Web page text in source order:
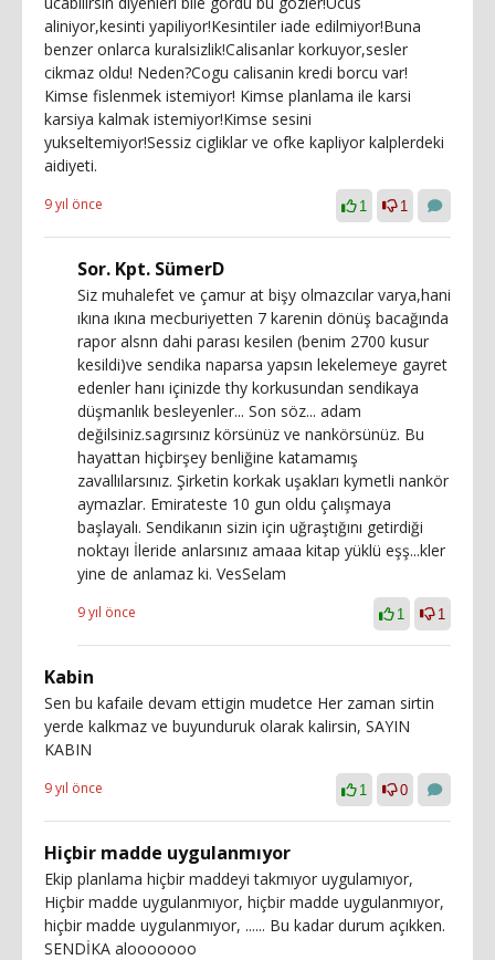
aliniyor,kesinti yapiliyor!Kesintiler iade edilmiyor!Buna
benzer onlarca kuralsizlik!Calisanlar korkuyor,sesler
cikmaz oldu! Neden?Cogu calisanin kredi borcu var!
Kimse fislenmek istemiyor! Kimse planlama ile karsi
karsiya kalmak istemiyor!Kimse sesini
yukseltemiyor!Sessiz cigliklar ve ofke kapliyor kalplerdeki
aidiyeti.
9 yıl önce 1 1
Sor. Kpt. SümerD
Siz muhalefet ve çamur at bişy olmazcılar varya,hani
ıkına ıkına mecburiyetten 7 karenin dönüş bacağında
rapor alsnn dahi parası kesilen (benim 2700 kusur
kesildi)ve sendika naparsa yapsın lekelemeye gayret
edenler hanı içinizde thy korkusundan sendikaya
düşmanlık besleyenler... Son söz... adam
değilsiniz.sagırsınız körsünüz ve nankörsünüz. Bu
hayattan hiçbirşey benliğine katamamış
zavallılarsınız. Şirketin korkak uşakları kymetli nankör
aymazlar. Emirateste 10 gun oldu çalışmaya
başlayalı. Sendikanın sizin için uğraştığını getirdiği
noktayı İleride anlarsınız amaaa kitap yüklü eşş...kler
yine de anlamaz ki. VesSelam
9 yıl önce 1 1
Kabin
Sen bu kafaile devam ettigin mudetce Her zaman sirtin
yerde kalkmaz ve buyunduruk olarak kalirsin, SAYIN
KABIN
9 yıl önce 1 0
Hiçbir madde uygulanmıyor
Ekip planlama hiçbir maddeyi takmıyor uygulamıyor,
Hiçbir madde uygulanmıyor, hiçbir madde uygulanmıyor,
hiçbir madde uygulanmıyor, ...... Bu kadar durum açıkken.
SENDİKA alooooooo